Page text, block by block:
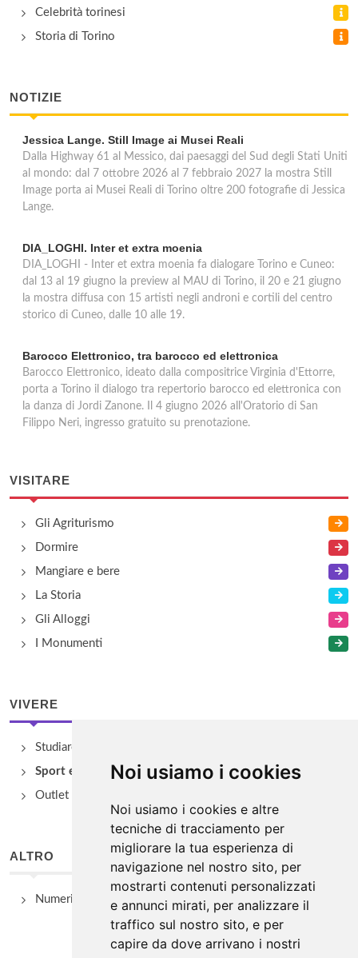
Noi usiamo i cookies
Noi usiamo i cookies e altre
tecniche di tracciamento per
migliorare la tua esperienza di
navigazione nel nostro sito, per
mostrarti contenuti personalizzati
e annunci mirati, per analizzare il
traffico sul nostro sito, e per
capire da dove arrivano i nostri
Celebrità torinesi
Storia di Torino
NOTIZIE
Jessica Lange. Still Image ai Musei Reali
Dalla Highway 61 al Messico, dai paesaggi del Sud degli Stati Uniti
al mondo: dal 7 ottobre 2026 al 7 febbraio 2027 la mostra Still
Image porta ai Musei Reali di Torino oltre 200 fotografie di Jessica
Lange.
DIA_LOGHI. Inter et extra moenia
DIA_LOGHI - Inter et extra moenia fa dialogare Torino e Cuneo:
dal 13 al 19 giugno la preview al MAU di Torino, il 20 e 21 giugno
la mostra diffusa con 15 artisti negli androni e cortili del centro
storico di Cuneo, dalle 10 alle 19.
Barocco Elettronico, tra barocco ed elettronica
Barocco Elettronico, ideato dalla compositrice Virginia d'Ettorre,
porta a Torino il dialogo tra repertorio barocco ed elettronica con
la danza di Jordi Zanone. Il 4 giugno 2026 all'Oratorio di San
Filippo Neri, ingresso gratuito su prenotazione.
VISITARE
Gli Agriturismo
Dormire
Mangiare e bere
La Storia
Gli Alloggi
I Monumenti
VIVERE
Studiare
Sport e Benessere
Outlet e spacci aziendali
ALTRO
Numeri Utili